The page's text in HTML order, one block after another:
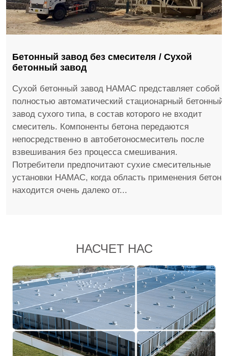
Бетонный завод без смесителя / Сухой
бетонный завод
Сухой бетонный завод HAMAC представляет собой
полностью автоматический стационарный бетонный
завод сухого типа, в состав которого не входит
смеситель. Компоненты бетона передаются
непосредственно в автобетоносмеситель после
взвешивания без процесса смешивания.
Потребители предпочитают сухие смесительные
установки HAMAC, когда область применения бетона
находится очень далеко от...
НАСЧЕТ НАС